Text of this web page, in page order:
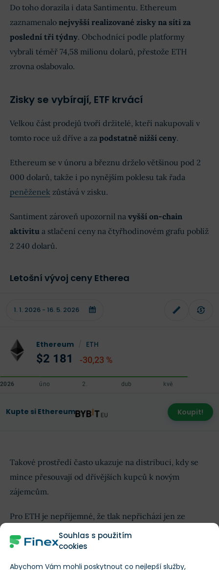
Souhlas s použitím
cookies
Abychom Vám mohli poskytnout co nejlepší služby,
Do toho dorazila i data Santimentu. Ethereum
zaznamenalo nejvyšší realizované zisky na síti za
poslední tři týdny. Obchodníci podle platformy
vybrali téměř 74,58 milionu dolarů, přestože ETH
zrovna oslabovalo.
Zisky se vybírají, ETF krvácí
Velkou část prodejů tvoří držitelé, kteří nakupovali v
tomto roce už dříve a za podstatně nižší ceny.
Ethereum se v únoru a březnu drželo většinou pod 2
000 dolarů, takže i po nynějším poklesu tak řada
peněženek zůstává v zisku.
Santiment zároveň upozornil na vyšší on-chain
aktivitu a stlačení ceny na čtyřhodinovém grafu poblíž
2 240 dolarů.
Letošní vývoj ceny Etherea
Ethereum ETH
$2 181 -30,23 %
Kupte si Ethereum Koupit!
Takové prostředí často ukazuje na distribuci, kdy se
mince přesouvají od dřívějších kupců k novým
zájemcům.
Pro ETH je nepříjemné, že tlak nepřichází jen ze
spotového trhu. Americká spotová
Ethereum zaznamenala